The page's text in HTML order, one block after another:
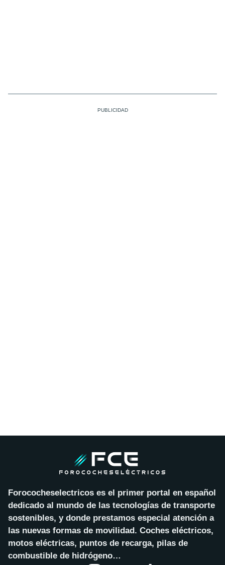
Forococheselectricos es el primer portal en español
dedicado al mundo de las tecnologías de transporte
sostenibles, y donde prestamos especial atención a
las nuevas formas de movilidad. Coches eléctricos,
motos eléctricas, puntos de recarga, pilas de
combustible de hidrógeno…